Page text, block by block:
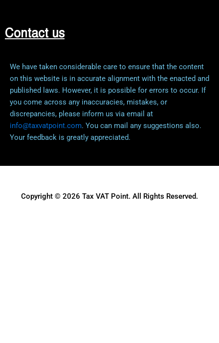
Contact us
We have taken considerable care to ensure that the content
on this website is in accurate alignment with the enacted and
published laws. However, it is possible for errors to occur. If
you come across any inaccuracies, mistakes, or
discrepancies, please inform us via email at
info@taxvatpoint.com. You can mail any suggestions also.
Your feedback is greatly appreciated.
Copyright © 2026 Tax VAT Point. All Rights Reserved.